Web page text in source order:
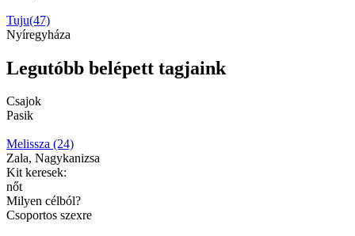
Tuju(47)
Nyíregyháza
Legutóbb belépett tagjaink
Csajok
Pasik
Melissza (24)
Zala, Nagykanizsa
Kit keresek:
nőt
Milyen célból?
Csoportos szexre